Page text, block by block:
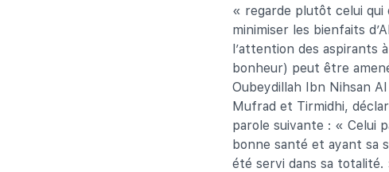
« regarde plutôt celui qui
minimiser les bienfaits
l’attention des aspirants
bonheur) peut être
Oubeydillah Ibn Nihsan
Mufrad et Tirmidhi,
parole suivante : « Celui
bonne santé et ayant sa
été servi dans sa